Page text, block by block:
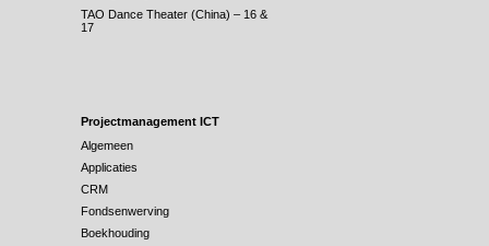
TAO Dance Theater (China) – 16 &
17
Projectmanagement ICT
Algemeen
Applicaties
CRM
Fondsenwerving
Boekhouding